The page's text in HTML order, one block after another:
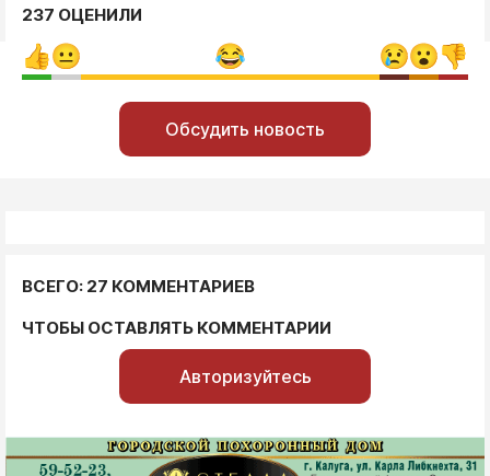
237 ОЦЕНИЛИ
Обсудить новость
ВСЕГО: 27 КОММЕНТАРИЕВ
ЧТОБЫ ОСТАВЛЯТЬ КОММЕНТАРИИ
Авторизуйтесь